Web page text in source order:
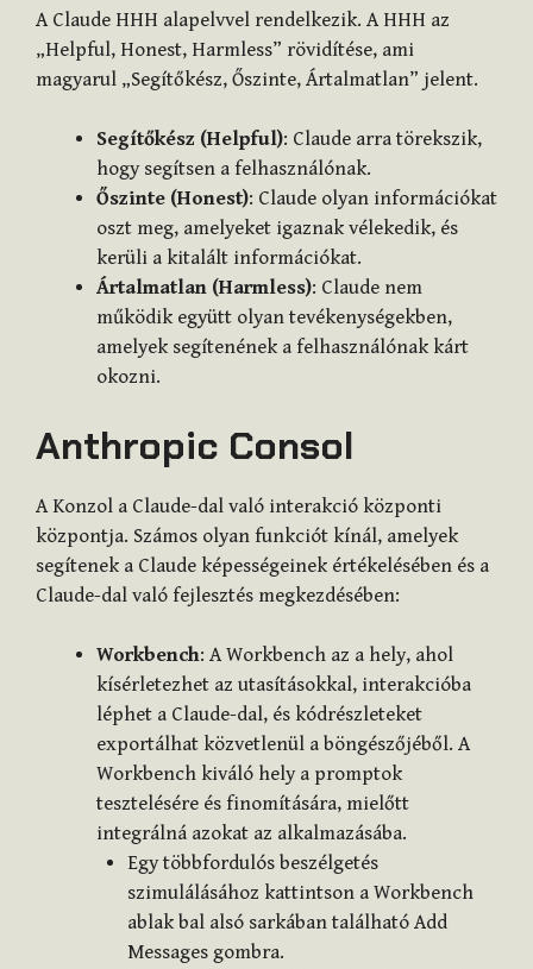
A Claude HHH alapelvvel rendelkezik. A HHH az
„Helpful, Honest, Harmless” rövidítése, ami
magyarul „Segítőkész, Őszinte, Ártalmatlan” jelent.
Segítőkész (Helpful): Claude arra törekszik,
hogy segítsen a felhasználónak.
Őszinte (Honest): Claude olyan információkat
oszt meg, amelyeket igaznak vélekedik, és
kerüli a kitalált információkat.
Ártalmatlan (Harmless): Claude nem
működik együtt olyan tevékenységekben,
amelyek segítenének a felhasználónak kárt
okozni.
Anthropic Consol
A Konzol a Claude-dal való interakció központi
központja. Számos olyan funkciót kínál, amelyek
segítenek a Claude képességeinek értékelésében és a
Claude-dal való fejlesztés megkezdésében:
Workbench: A Workbench az a hely, ahol
kísérletezhet az utasításokkal, interakcióba
léphet a Claude-dal, és kódrészleteket
exportálhat közvetlenül a böngészőjéből. A
Workbench kiváló hely a promptok
tesztelésére és finomítására, mielőtt
integrálná azokat az alkalmazásába.
Egy többfordulós beszélgetés
szimulálásához kattintson a Workbench
ablak bal alsó sarkában található Add
Messages gombra.